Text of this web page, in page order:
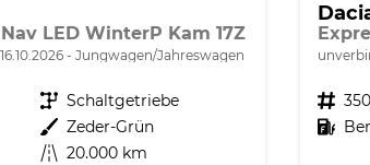
LED WinterP Kam 17Z
16.10.2026 Jungwagen/Jahreswagen
Getriebe Schaltgetriebe
Außenfarbe Zeder-Grün
Kilometerstand 20.000 km
Fahrzeugnr.
Kraftstoff